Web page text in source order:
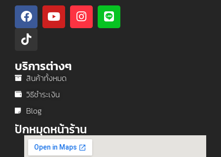
บริการต่างๆ
สินค้าทั้งหมด
วิธีชำระเงิน
Blog
ปักหมุดหน้าร้าน